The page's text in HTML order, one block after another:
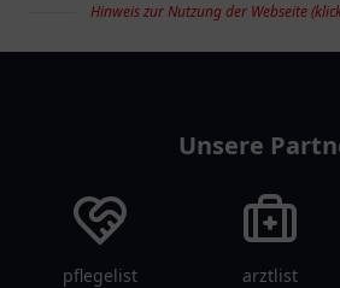
Döner und spannende
Angebote.
für
Hinweis zur Nutzung der Webseite
Unsere
pflegelist arztlist